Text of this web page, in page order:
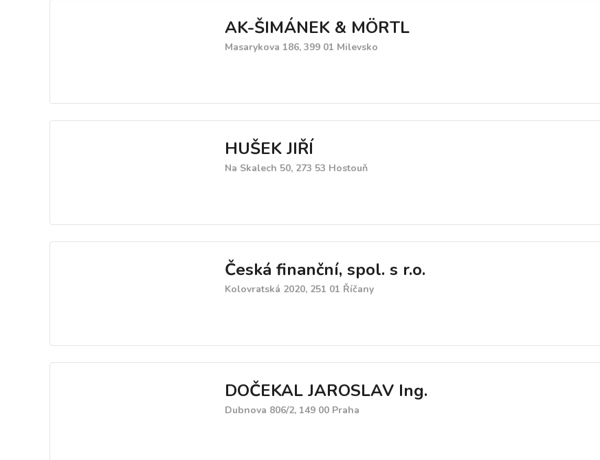
AK-ŠIMÁNEK & MÖRTL
Masarykova 186, 399 01 Milevsko
HUŠEK JIŘÍ
Na Skalech 50, 273 53 Hostouň
Česká finanční, spol. s r.o.
Kolovratská 2020, 251 01 Říčany
DOČEKAL JAROSLAV Ing.
Dubnova 806/2, 149 00 Praha